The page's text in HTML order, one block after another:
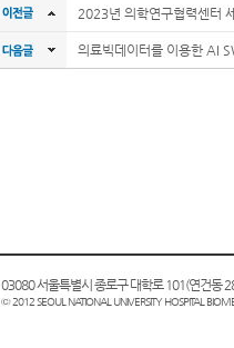
2023년 의학연구협력센터
의료빅데이터를 이용한 AI
03080 서울특별시 종로구 대학로 101(연건동
© 2012 SEOUL NATIONAL UNIVERSITY HOSPITAL